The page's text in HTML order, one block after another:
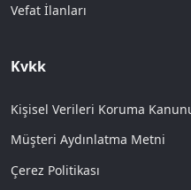
Vefat İlanları
Kvkk
Kişisel Verileri Koruma
Müşteri Aydınlatma Metni
Çerez Politikası